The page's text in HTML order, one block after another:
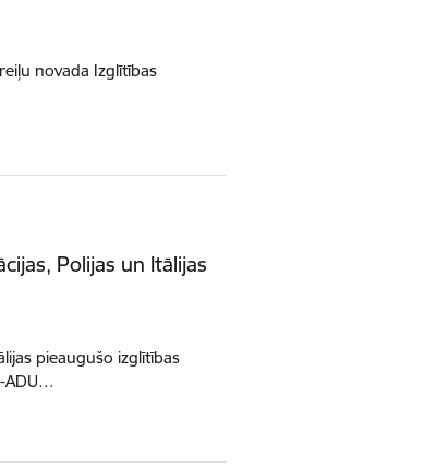
novada Izglītības
Polijas un Itālijas
pieaugušo izglītības
ADU…